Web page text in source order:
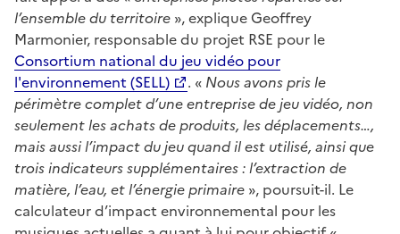
l’ensemble du territoire », explique Geoffrey
Marmonier, responsable du projet RSE pour le
Consortium national du jeu vidéo pour
l'environnement (SELL)
. « Nous avons pris le
périmètre complet d’une entreprise de jeu vidéo, non
seulement les achats de produits, les déplacements…,
mais aussi l’impact du jeu quand il est utilisé, ainsi que
trois indicateurs supplémentaires : l’extraction de
matière, l’eau, et l’énergie primaire », poursuit-il. Le
calculateur d’impact environnemental pour les